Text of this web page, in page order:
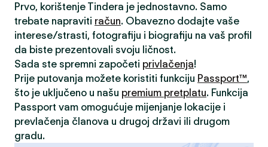
Prvo, korištenje Tindera je jednostavno. Samo
trebate napraviti račun. Obavezno dodajte vaše
interese/strasti, fotografiju i biografiju na vaš profil
da biste prezentovali svoju ličnost.
Sada ste spremni započeti privlačenja!
Prije putovanja možete koristiti funkciju Passport™,
što je uključeno u našu premium pretplatu. Funkcija
Passport vam omogućuje mijenjanje lokacije i
prevlačenja članova u drugoj državi ili drugom
gradu.